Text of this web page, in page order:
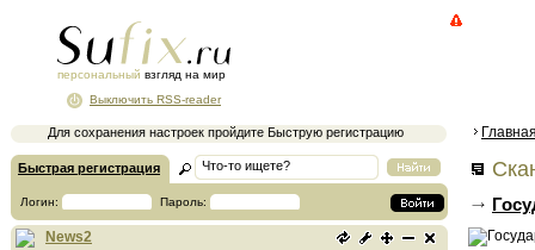
персональный взгляд на мир
Для сохранения настроек пройдите Быструю регистрацию
Выключить RSS-reader
Быстрая регистрация
Логин: Пароль:
News2